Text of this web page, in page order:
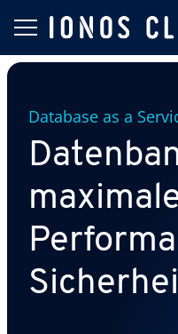
Database as a